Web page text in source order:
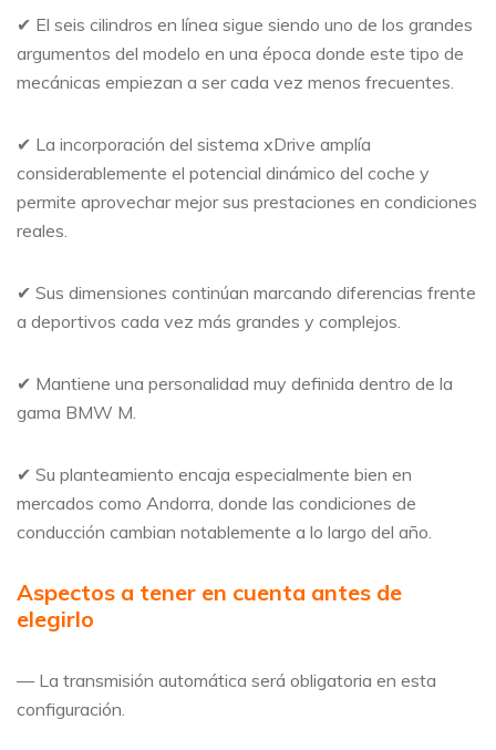
✔ El seis cilindros en línea sigue siendo uno de los grandes
argumentos del modelo en una época donde este tipo de
mecánicas empiezan a ser cada vez menos frecuentes.
✔ La incorporación del sistema xDrive amplía
considerablemente el potencial dinámico del coche y
permite aprovechar mejor sus prestaciones en condiciones
reales.
✔ Sus dimensiones continúan marcando diferencias frente
a deportivos cada vez más grandes y complejos.
✔ Mantiene una personalidad muy definida dentro de la
gama BMW M.
✔ Su planteamiento encaja especialmente bien en
mercados como Andorra, donde las condiciones de
conducción cambian notablemente a lo largo del año.
Aspectos a tener en cuenta antes de
elegirlo
— La transmisión automática será obligatoria en esta
configuración.